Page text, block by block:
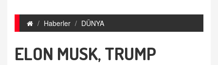
Haberler DÜNYA
ELON MUSK, TRUMP